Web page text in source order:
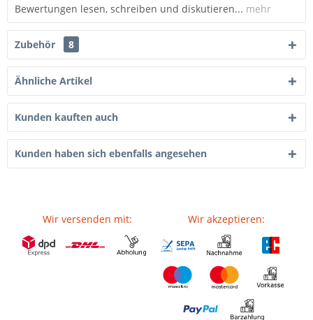
Bewertungen lesen, schreiben und diskutieren... mehr
Zubehör 8
Ähnliche Artikel
Kunden kauften auch
Kunden haben sich ebenfalls angesehen
Wir versenden mit: Wir akzeptieren: